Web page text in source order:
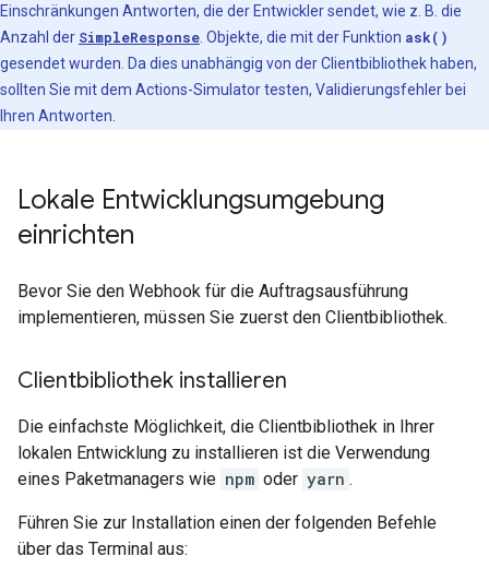
Einschränkungen Antworten, die der Entwickler sendet, wie z. B. die
Anzahl der SimpleResponse . Objekte, die mit der Funktion ask()
gesendet wurden. Da dies unabhängig von der Clientbibliothek haben,
sollten Sie mit dem Actions-Simulator testen, Validierungsfehler bei
Ihren Antworten.
Lokale Entwicklungsumgebung
einrichten
Bevor Sie den Webhook für die Auftragsausführung
implementieren, müssen Sie zuerst den Clientbibliothek.
Clientbibliothek installieren
Die einfachste Möglichkeit, die Clientbibliothek in Ihrer
lokalen Entwicklung zu installieren ist die Verwendung
eines Paketmanagers wie npm oder yarn .
Führen Sie zur Installation einen der folgenden Befehle
über das Terminal aus: